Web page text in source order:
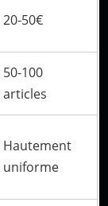
20-50€
50-100
articles
Hautement
uniforme